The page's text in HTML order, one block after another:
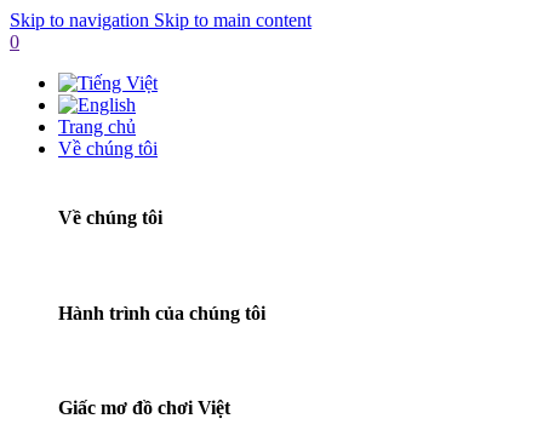
Skip to navigation Skip to main content
0
Trang chủ
Về chúng tôi
Về chúng tôi
Hành trình của chúng tôi
Giấc mơ đồ chơi Việt